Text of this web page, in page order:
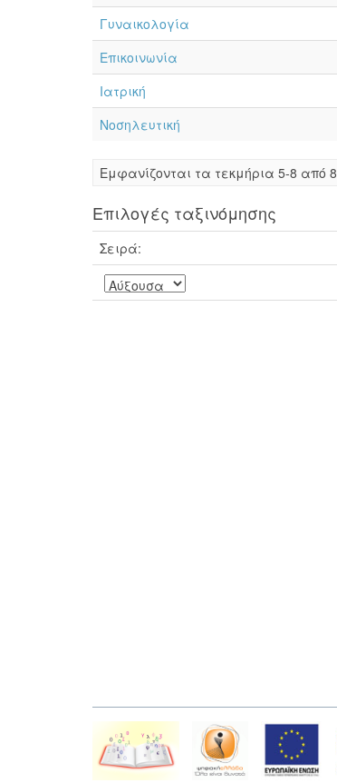
Γυναικολογία
Επικοινωνία
Ιατρική
Νοσηλευτική
Eμφανίζονται τα τεκμήρια 5-8 από 8
Επιλογές ταξινόμησης
Σειρά: